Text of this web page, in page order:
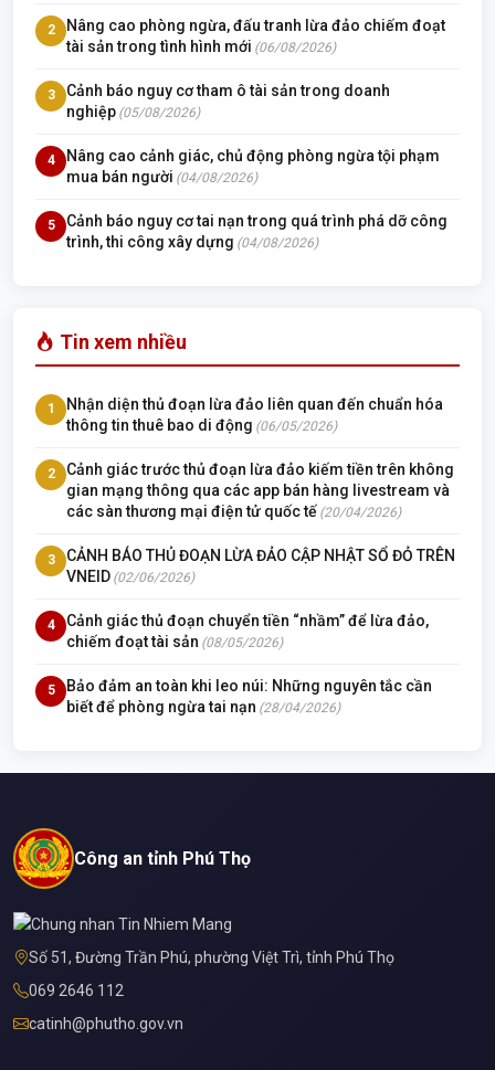
2
Nâng cao phòng ngừa, đấu tranh lừa đảo chiếm đoạt
tài sản trong tình hình mới (06/08/2026)
3
Cảnh báo nguy cơ tham ô tài sản trong doanh
nghiệp (05/08/2026)
4
Nâng cao cảnh giác, chủ động phòng ngừa tội phạm
mua bán người (04/08/2026)
5
Cảnh báo nguy cơ tai nạn trong quá trình phá dỡ công
trình, thi công xây dựng (04/08/2026)
Tin xem nhiều
1
Nhận diện thủ đoạn lừa đảo liên quan đến chuẩn hóa
thông tin thuê bao di động (06/05/2026)
2
Cảnh giác trước thủ đoạn lừa đảo kiếm tiền trên không
gian mạng thông qua các app bán hàng livestream và
các sàn thương mại điện tử quốc tế (20/04/2026)
3
CẢNH BÁO THỦ ĐOẠN LỪA ĐẢO CẬP NHẬT SỔ ĐỎ TRÊN
VNEID (02/06/2026)
4
Cảnh giác thủ đoạn chuyển tiền “nhầm” để lừa đảo,
chiếm đoạt tài sản (08/05/2026)
5
Bảo đảm an toàn khi leo núi: Những nguyên tắc cần
biết để phòng ngừa tai nạn (28/04/2026)
Công an tỉnh Phú Thọ
Số 51, Đường Trần Phú, phường Việt Trì, tỉnh Phú Thọ
069 2646 112
catinh@phutho.gov.vn